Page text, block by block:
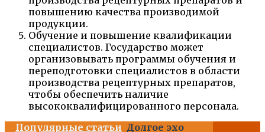
повышению качества производимой
продукции.
Обучение и повышение квалификации
специалистов. Государство может
организовывать программы обучения и
переподготовки специалистов в области
производства рецептурных препаратов,
чтобы обеспечить наличие
высококвалифицированного персонала.
Популярные статьи Долгое эхо